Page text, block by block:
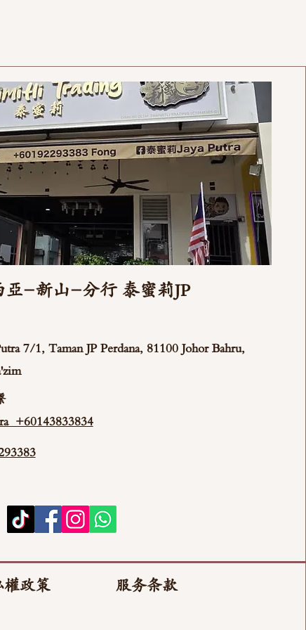
亞-新山-分行 泰蜜莉JP
7/1, Taman JP Perdana, 81100 Johor Bahru,
+60143833834
權政策 服务条款